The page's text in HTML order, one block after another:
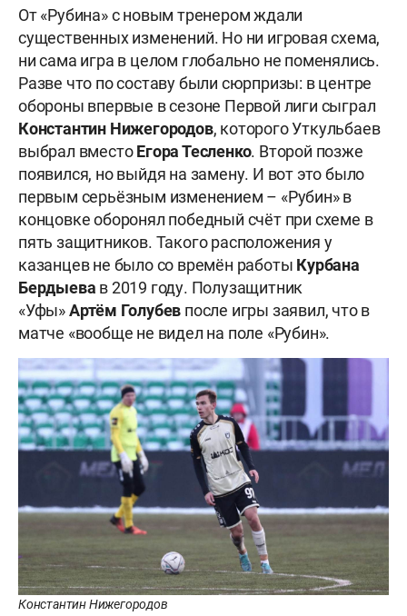
От «Рубина» с новым тренером ждали
существенных изменений. Но ни игровая схема,
ни сама игра в целом глобально не поменялись.
Разве что по составу были сюрпризы: в центре
обороны впервые в сезоне Первой лиги сыграл
Константин Нижегородов, которого Уткульбаев
выбрал вместоЕгора Тесленко. Второй позже
появился, но выйдя на замену. И вот это было
первым серьёзным изменением – «Рубин» в
концовке оборонял победный счёт при схеме в
пять защитников. Такого расположения у
казанцев не было со времён работы Курбана
Бердыева в 2019 году. Полузащитник
«Уфы»Артём Голубев после игры заявил, что в
матче «вообще не видел на поле «Рубин».
Константин Нижегородов